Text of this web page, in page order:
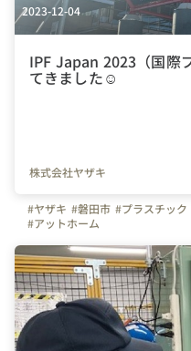
2023-12-04
IPF Japan 2023（国際プラスチックフェア）に行っ
てきました☺
株式会社ヤザキ
#ヤザキ #磐田市 #プラスチック
#アットホーム